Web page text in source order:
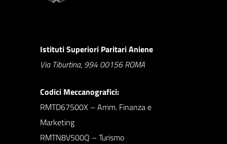
Istituti Superiori Paritari Aniene
Via Tiburtina, 994 00156 ROMA
Codici Meccanografici:
RMTD67500X – Amm. Finanza e
Marketing
RMTN8V500Q – Turismo